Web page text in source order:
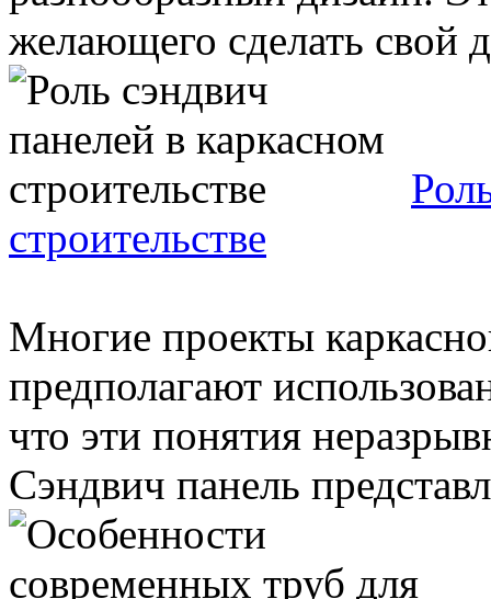
желающего сделать свой
строительстве
Многие проекты
предполагают
что эти понятия
Сэндвич панель